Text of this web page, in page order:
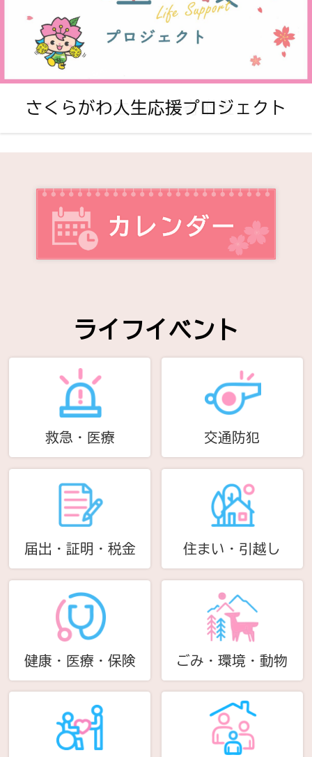
令和8年度 第21回桜川市市民文化祭
2026年7月23日
【大和地区の一部】節水にご協力をお願い
します
ふるさと応援寄附金
さくらがわ人生応援プロジェクト
ライフイベント
救急・医療 交通防犯
届出・証明・税金 住まい・引越し
健康・医療・保険 ごみ・環境・動物